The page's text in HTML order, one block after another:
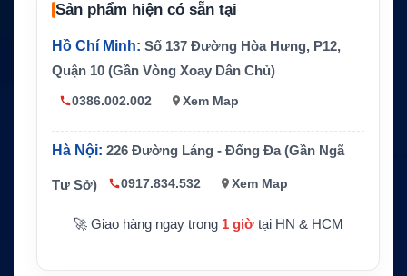
ản xuất
Kiểu lắp
Lắp trên ph
g
g radio chuy
Phụ kiện
a theo đúng
model
Sản phẩm hiện có sẵn tại
Hồ Chí Minh: Số 137 Đường Hòa Hưng, P12,
Quận 10 (Gần Vòng Xoay Dân Chủ)
0386.002.002 Xem Map
Hà Nội: 226 Đường Láng - Đống Đa (Gần Ngã
Tư Sở) 0917.834.532 Xem Map
🚀 Giao hàng ngay trong 1 giờtại HN & HCM